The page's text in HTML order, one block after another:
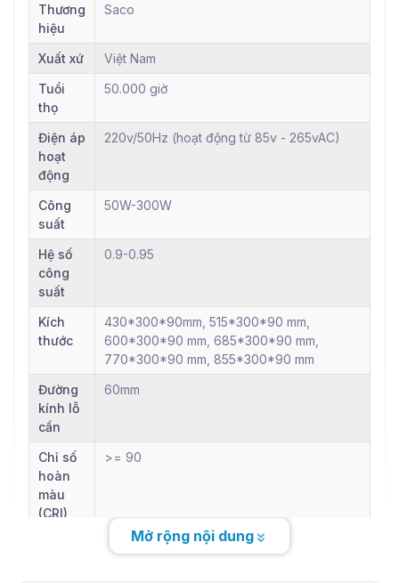
Thương
hiệu
Saco
Xuất xứ
Việt Nam
Tuổi
thọ
50.000 giờ
Điện áp
hoạt
động
220v/50Hz (hoạt động từ 85v - 265vAC)
Công
suất
50W-300W
Hệ số
công
suất
0.9-0.95
Kích
thước
430*300*90mm, 515*300*90 mm,
600*300*90 mm, 685*300*90 mm,
770*300*90 mm, 855*300*90 mm
Đường
kính lỗ
cần
60mm
Chỉ số
hoàn
màu
(CRI)
>= 90
Mở rộng nội dung